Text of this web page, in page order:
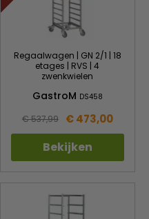
Regaalwagen | GN 2/1 | 18
etages | RVS | 4
zwenkwielen
GastroM DS458
€ 537,99 € 473,00
Bekijken